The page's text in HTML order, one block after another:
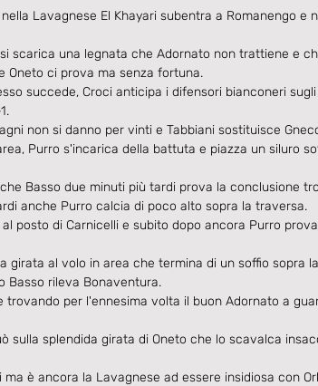
Lavagnese El Khayari subentra a Romanengo e
scarica una legnata che Adornato non trattiene e
Oneto ci prova ma senza fortuna.
succede, Croci anticipa i difensori bianconeri
non si danno per vinti e Tabbiani sostituisce
Purro s'incarica della battuta e piazza un siluro
Basso due minuti più tardi prova la conclusione
anche Purro calcia di poco alto sopra la traversa.
posto di Carnicelli e subito dopo ancora Purro
girata al volo in area che termina di un soffio sopra
Basso rileva Bonaventura.
per l'ennesima volta il buon Adornato a
sulla splendida girata di Oneto che lo scavalca
è ancora la Lavagnese ad essere insidiosa con